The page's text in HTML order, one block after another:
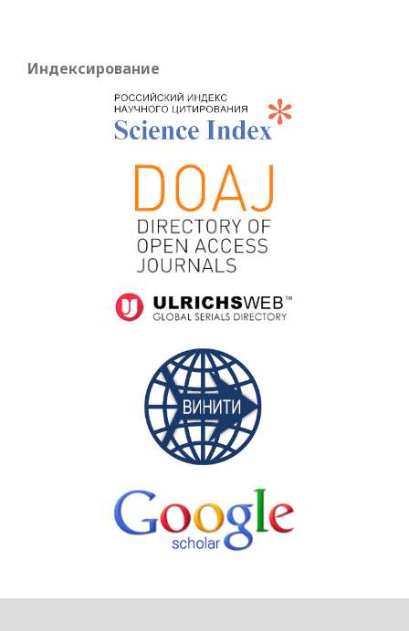
Индексирование